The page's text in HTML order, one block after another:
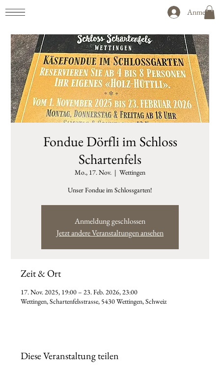
Anmelden
Fondue Dörfli im Schloss
Schartenfels
Mo., 17. Nov.
  |
Wettingen
Unser Fondue im Schlossgarten!
Anmeldung geschlossen
Jetzt andere Veranstaltungen ansehen
Zeit & Ort
17. Nov. 2025, 19:00 – 23. Feb. 2026, 23:00
Wettingen, Schartenfelsstrasse, 5430 Wettingen, Schweiz
Diese Veranstaltung teilen